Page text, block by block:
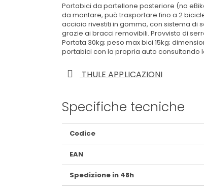
Portabici da portellone posteriore (no
da montare, può trasportare fino a 2
acciaio rivestiti in gomma, con sistema di
grazie ai bracci removibili. Provvisto di
Portata 30kg; peso max bici 15kg;
portabici con la propria auto consultando
THULE APPLICAZIONI
Specifiche tecniche
Maggiori
Informazioni
Codice
EAN
Spedizione in 48h